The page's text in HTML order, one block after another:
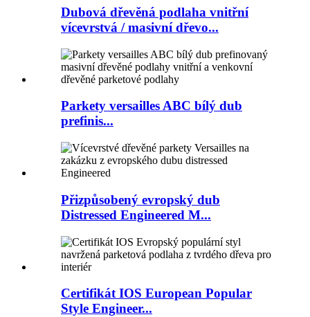
Dubová dřevěná podlaha vnitřní
vícevrstvá / masivní dřevo...
Parkety versailles ABC bílý dub
prefinis...
Přizpůsobený evropský dub
Distressed Engineered M...
Certifikát IOS European Popular
Style Engineer...